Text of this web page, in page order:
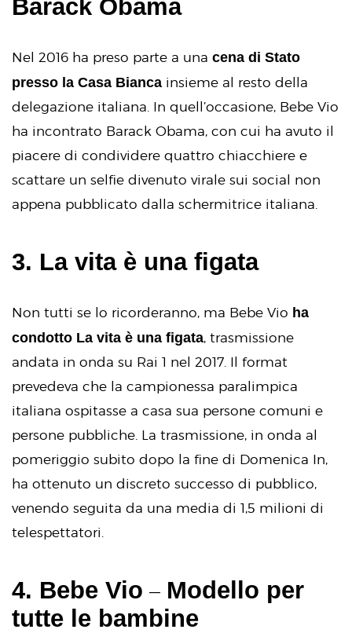
Barack Obama
Nel 2016 ha preso parte a una cena di Stato
presso la Casa Bianca insieme al resto della
delegazione italiana. In quell’occasione, Bebe Vio
ha incontrato Barack Obama, con cui ha avuto il
piacere di condividere quattro chiacchiere e
scattare un selfie divenuto virale sui social non
appena pubblicato dalla schermitrice italiana.
3. La vita è una figata
Non tutti se lo ricorderanno, ma Bebe Vio ha
condotto La vita è una figata, trasmissione
andata in onda su Rai 1 nel 2017. Il format
prevedeva che la campionessa paralimpica
italiana ospitasse a casa sua persone comuni e
persone pubbliche. La trasmissione, in onda al
pomeriggio subito dopo la fine di Domenica In,
ha ottenuto un discreto successo di pubblico,
venendo seguita da una media di 1,5 milioni di
telespettatori.
4. Bebe Vio – Modello per
tutte le bambine